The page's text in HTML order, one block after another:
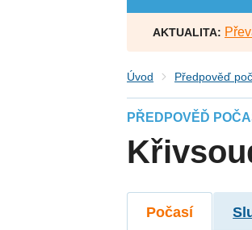
AKTUALITA:
Úvod Předpověď
PŘEDPOVĚĎ
Počasí